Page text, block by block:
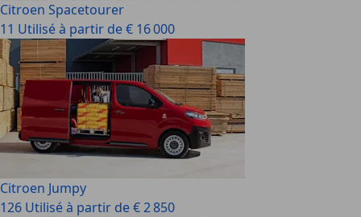
Citroen Spacetourer
11 Utilisé à partir de € 16 000
Citroen Jumpy
126 Utilisé à partir de € 2 850